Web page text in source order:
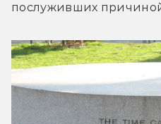
послуживших